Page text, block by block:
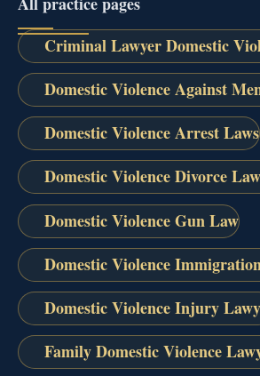
Criminal Lawyer Domestic
Domestic Violence Against
Domestic Violence Arrest Laws
Domestic Violence Divorce
Domestic Violence Gun Law
Domestic Violence
Domestic Violence Injury
Family Domestic Violence